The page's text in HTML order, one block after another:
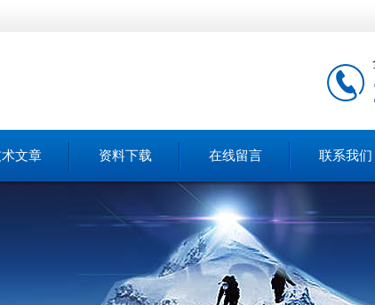
文章 资料下载 在线留言 联系我们